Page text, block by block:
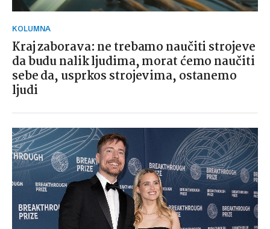
KOLUMNA
Kraj zaborava: ne trebamo naučiti strojeve
da budu nalik ljudima, morat ćemo naučiti
sebe da, usprkos strojevima, ostanemo
ljudi